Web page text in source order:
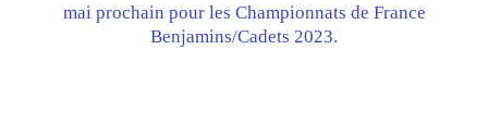
mai prochain pour les Championnats de France
Benjamins/Cadets 2023.